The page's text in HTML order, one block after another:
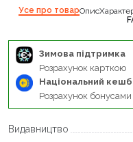
Усе про товарОпис
Зимова підтримка
Розрахунок карткою
Національний
Розрахунок бонусами
Видавництво